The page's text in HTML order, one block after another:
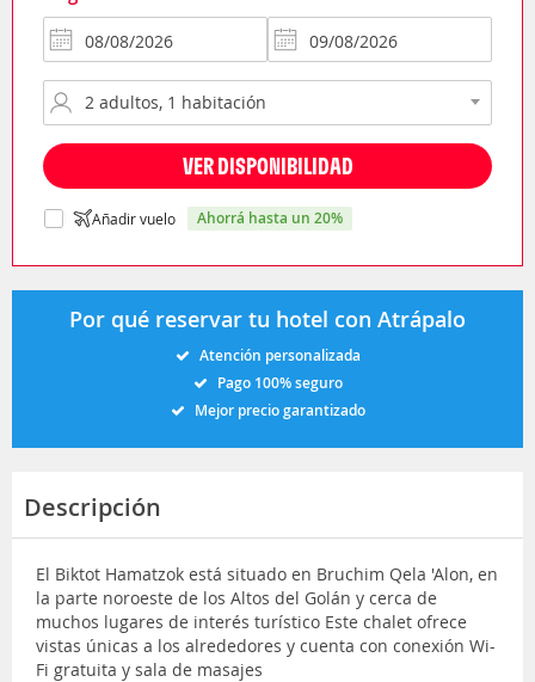
VER DISPONIBILIDAD
Añadir vuelo ahorrá hasta un 20%
Por qué reservar tu hotel con Atrápalo
Atención personalizada
Pago 100% seguro
Mejor precio garantizado
Descripción
El Biktot Hamatzok está situado en Bruchim Qela 'Alon, en
la parte noroeste de los Altos del Golán y cerca de
muchos lugares de interés turístico Este chalet ofrece
vistas únicas a los alrededores y cuenta con conexión Wi-
Fi gratuita y sala de masajes